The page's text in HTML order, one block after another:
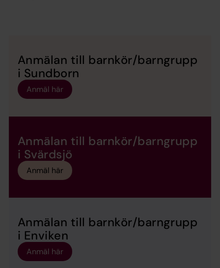
Anmälan till barnkör/barngrupp
i Sundborn
Anmäl här
Anmälan till barnkör/barngrupp
i Svärdsjö
Anmäl här
Anmälan till barnkör/barngrupp
i Enviken
Anmäl här